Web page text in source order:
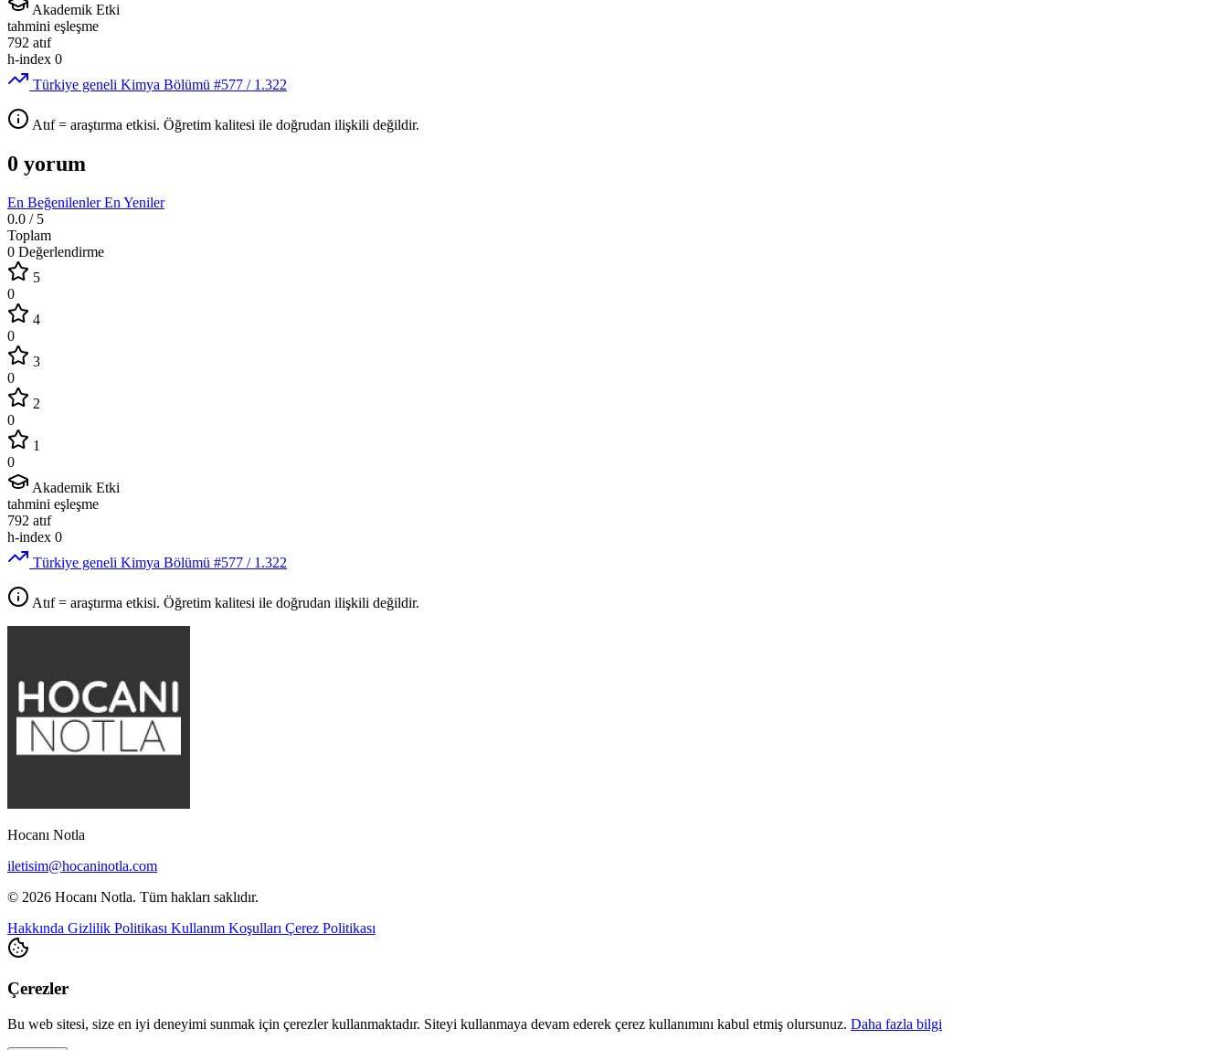
Akademik Etki
tahmini eşleşme
792 atıf
h-index 0
Türkiye geneli Kimya Bölümü #577 / 1.322
Atıf = araştırma etkisi. Öğretim kalitesi ile doğrudan ilişkili değildir.
0 yorum
En BeğenilenlerEn Yeniler
0.0 / 5
Toplam
0 Değerlendirme
5
0
4
0
3
0
2
0
1
0
Akademik Etki
tahmini eşleşme
792 atıf
h-index 0
Türkiye geneli Kimya Bölümü #577 / 1.322
Atıf = araştırma etkisi. Öğretim kalitesi ile doğrudan ilişkili değildir.
Hocanı Notla
iletisim@hocaninotla.com
© 2026 Hocanı Notla. Tüm hakları saklıdır.
Hakkında Gizlilik Politikası Kullanım Koşulları Çerez Politikası
Çerezler
Bu web sitesi, size en iyi deneyimi sunmak için çerezler kullanmaktadır. Siteyi kullanmaya devam ederek çerez kullanımını kabul etmiş olursunuz. Daha fazla bilgi